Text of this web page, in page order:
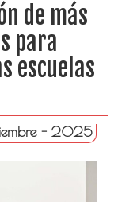
de más
para
escuelas
- 2025